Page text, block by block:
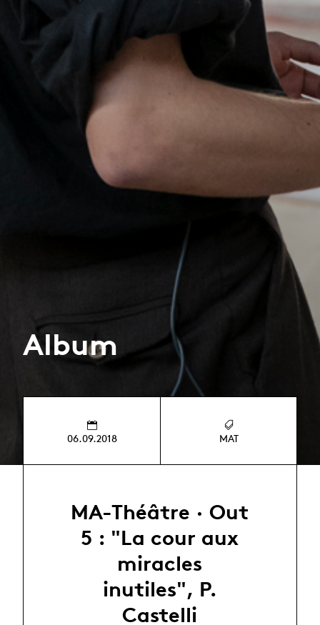
Album
06.09.2018 MAT
MA-Théâtre · Out
5 : "La cour aux
miracles
inutiles", P.
Castelli